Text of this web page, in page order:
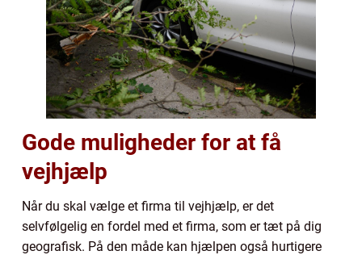
Gode muligheder for at få
vejhjælp
Når du skal vælge et firma til vejhjælp, er det
selvfølgelig en fordel med et firma, som er tæt på dig
geografisk. På den måde kan hjælpen også hurtigere